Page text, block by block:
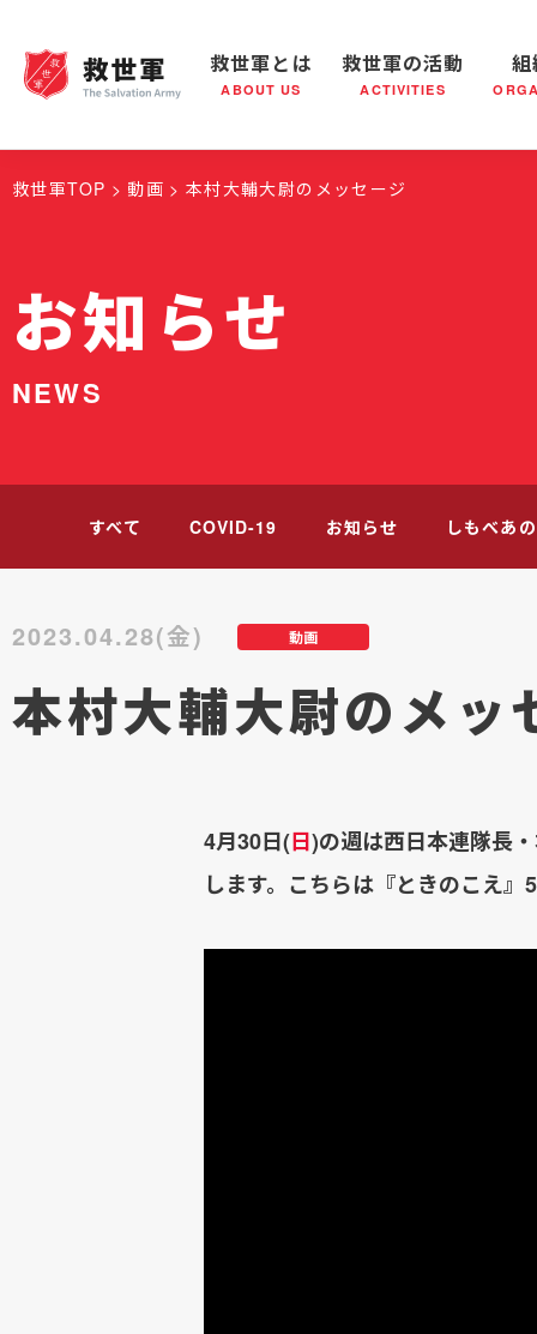
救世軍とは
ABOUT US
救世軍とは 世界が抱えている社会問題 救世軍
救世軍の活動
ACTIVITIES
救世軍の活動 社会鍋
組織概要
救世軍TOP 動画 本村大輔大尉のメッセージ
お知らせ
NEWS
すべて COVID-19 お知らせ しもべあ
動画
2023.04.28(金)
本村大輔大尉のメッ
4月30日(日)の週は西日本連隊長
します。こちらは『ときのこえ